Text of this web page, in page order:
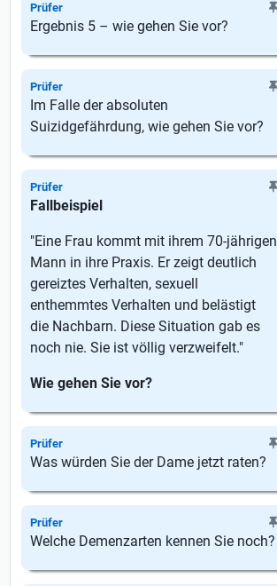
Prüfer
Ergebnis 5 – wie gehen Sie vor?
Prüfer
Im Falle der absoluten
Suizidgefährdung, wie gehen Sie vor?
Prüfer
Fallbeispiel
"Eine Frau kommt mit ihrem 70-jährigen
Mann in ihre Praxis. Er zeigt deutlich
gereiztes Verhalten, sexuell
enthemmtes Verhalten und belästigt
die Nachbarn. Diese Situation gab es
noch nie. Sie ist völlig verzweifelt."
Wie gehen Sie vor?
Prüfer
Was würden Sie der Dame jetzt raten?
Prüfer
Welche Demenzarten kennen Sie noch?